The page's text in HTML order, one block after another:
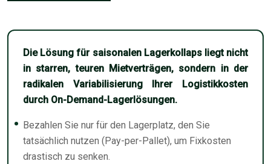
Die Lösung für saisonalen Lagerkollaps liegt nicht
in starren, teuren Mietverträgen, sondern in der
radikalen Variabilisierung Ihrer Logistikkosten
durch On-Demand-Lagerlösungen.
Bezahlen Sie nur für den Lagerplatz, den Sie
tatsächlich nutzen (Pay-per-Pallet), um Fixkosten
drastisch zu senken.